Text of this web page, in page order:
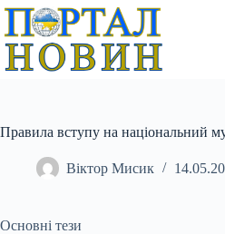
Перейти
вмісту
Правила вступу на національний
Віктор Мисик
Основні тези